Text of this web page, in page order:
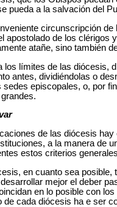
pueda a la salvación del
circunscripción
apostolado de los clérigos
atañe, sino también
los límites de las diócesis,
antes, dividiéndolas o
sedes episcopales, o, por
de las diócesis
a la manera de
estos criterios
en cuanto sea
mejor el deber
en lo posible con
de cada diócesis ha e ser